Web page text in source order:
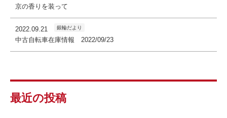
京の香りを装って
2022.09.21 銀輪だより
中古自転車在庫情報 2022/09/23
最近の投稿